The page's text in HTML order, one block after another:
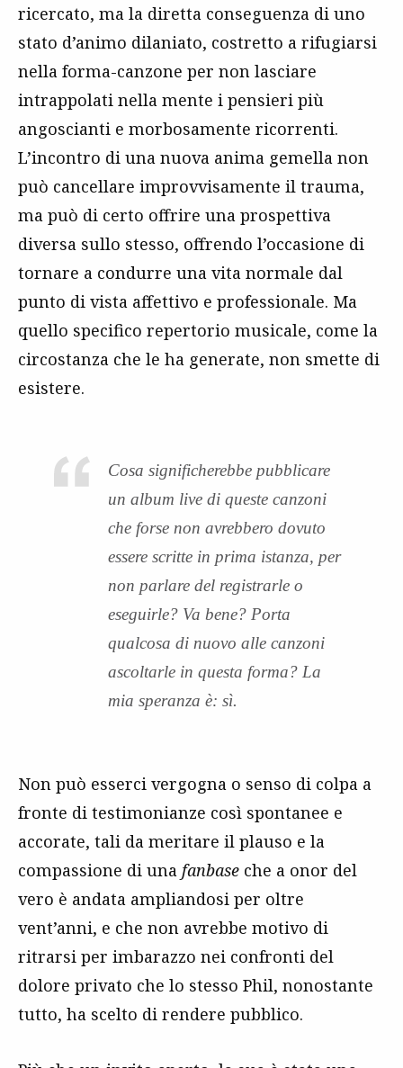
ricercato, ma la diretta conseguenza di uno
stato d’animo dilaniato, costretto a rifugiarsi
nella forma-canzone per non lasciare
intrappolati nella mente i pensieri più
angoscianti e morbosamente ricorrenti.
L’incontro di una nuova anima gemella non
può cancellare improvvisamente il trauma,
ma può di certo offrire una prospettiva
diversa sullo stesso, offrendo l’occasione di
tornare a condurre una vita normale dal
punto di vista affettivo e professionale. Ma
quello specifico repertorio musicale, come la
circostanza che le ha generate, non smette di
esistere.
Cosa significherebbe pubblicare
un album live di queste canzoni
che forse non avrebbero dovuto
essere scritte in prima istanza, per
non parlare del registrarle o
eseguirle? Va bene? Porta
qualcosa di nuovo alle canzoni
ascoltarle in questa forma? La
mia speranza è: sì.
Non può esserci vergogna o senso di colpa a
fronte di testimonianze così spontanee e
accorate, tali da meritare il plauso e la
compassione di una fanbase che a onor del
vero è andata ampliandosi per oltre
vent’anni, e che non avrebbe motivo di
ritrarsi per imbarazzo nei confronti del
dolore privato che lo stesso Phil, nonostante
tutto, ha scelto di rendere pubblico.